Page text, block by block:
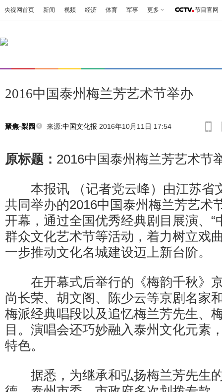
央视网首页 新闻 视频 经济 体育 军事 更多 节目官网
2016中国泰州梅兰芳艺术节举办
聚焦·梨园 来源:中国文化报 2016年10月11日 17:54
原标题： 2016中国泰州梅兰芳艺术节
本报讯 （记者党云峰）由江苏省
共同举办的2016中国泰州梅兰芳艺术
开幕，通过全国优秀经典剧目展演、“
群众文化艺术节等活动，着力树立戏
一步推动文化名城建设迈上新台阶。
在开幕式后举行的《梅韵千秋》
尚长荣、胡文阁、陈少云等京剧名家
梅派经典唱段以及追忆梅兰芳先生、
目。演唱会还巧妙融入泰州文化元素
特色。
据悉，为继承和弘扬梅兰芳先生